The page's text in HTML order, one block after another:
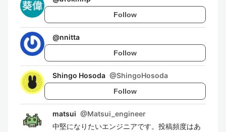
Follow
@nnitta
Follow
Shingo Hosoda @ShingoHosoda
Follow
matsui @Matsui_engineer
中堅になりたいエンジニアです。投稿頻度はあ